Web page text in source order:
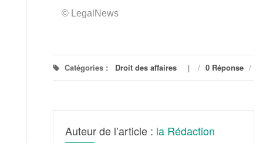
© LegalNews
Catégories : Droit des affaires / 0 Réponse /
Auteur de l’article : la Rédaction